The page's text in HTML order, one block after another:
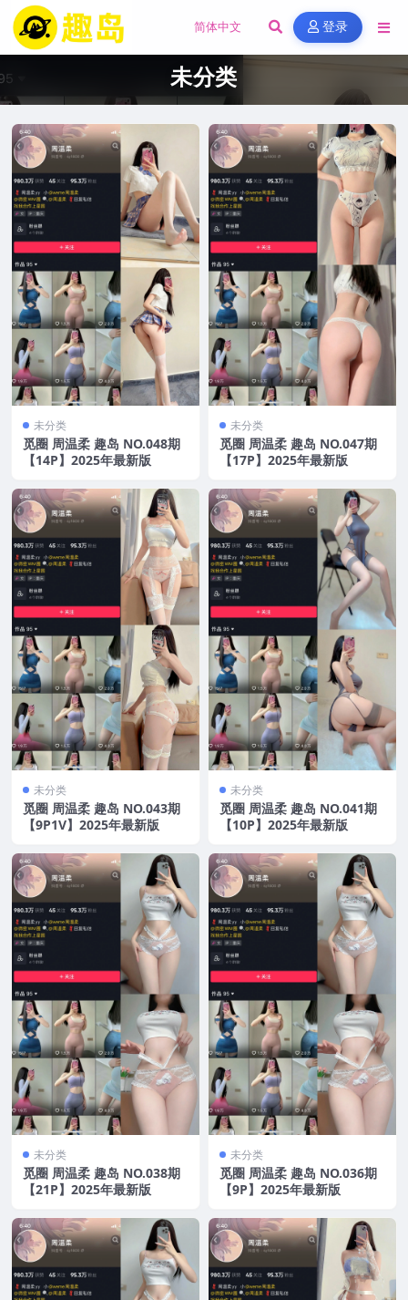
登录
未分类
未分类
觅圈 周温柔 趣岛 NO.048期
【14P】2025年最新版
未分类
觅圈 周温柔 趣岛 NO.047期
【17P】2025年最新版
未分类
觅圈 周温柔 趣岛 NO.043期
【9P1V】2025年最新版
未分类
觅圈 周温柔 趣岛 NO.041期
【10P】2025年最新版
未分类
觅圈 周温柔 趣岛 NO.038期
【21P】2025年最新版
未分类
觅圈 周温柔 趣岛 NO.036期
【9P】2025年最新版